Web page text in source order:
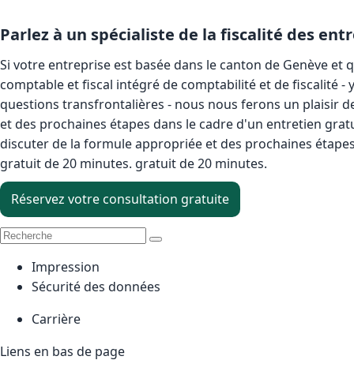
Parlez à un spécialiste de la fiscalité des
Si votre entreprise est basée dans le canton de Genève et
comptable et fiscal intégré de comptabilité et de fiscalité -
questions transfrontalières - nous nous ferons un plaisir
et des prochaines étapes dans le cadre d'un entretien
discuter de la formule appropriée et des prochaines
gratuit de 20 minutes. gratuit de 20 minutes.
Réservez votre consultation gratuite
Impression
Sécurité des données
Carrière
Liens en bas de page